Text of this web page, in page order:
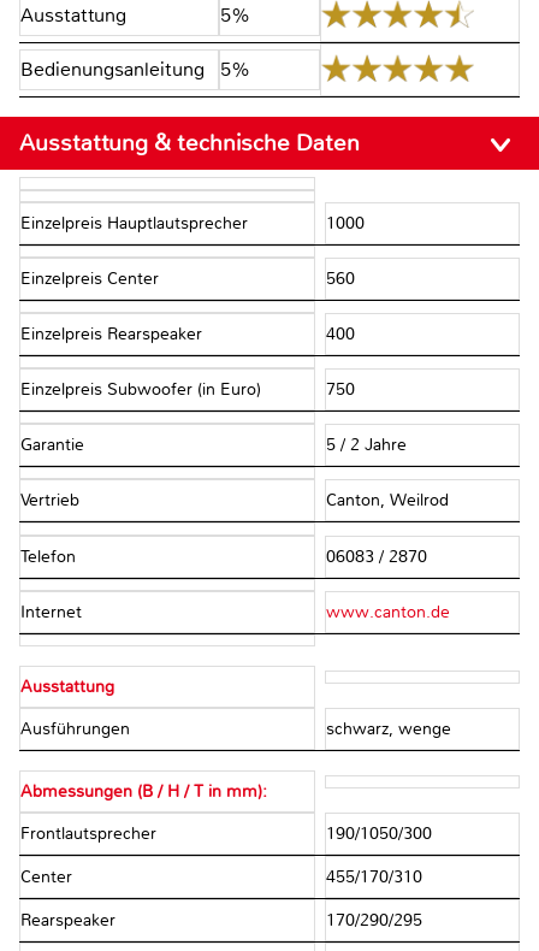
Ausstattung 5%
Bedienungsanleitung 5%
Ausstattung & technische Daten
Einzelpreis Hauptlautsprecher 1000
Einzelpreis Center 560
Einzelpreis Rearspeaker 400
Einzelpreis Subwoofer (in Euro) 750
Garantie 5 / 2 Jahre
Vertrieb Canton, Weilrod
Telefon 06083 / 2870
Internet www.canton.de
Ausstattung
Ausführungen schwarz, wenge
Abmessungen (B / H / T in mm):
Frontlautsprecher 190/1050/300
Center 455/170/310
Rearspeaker 170/290/295